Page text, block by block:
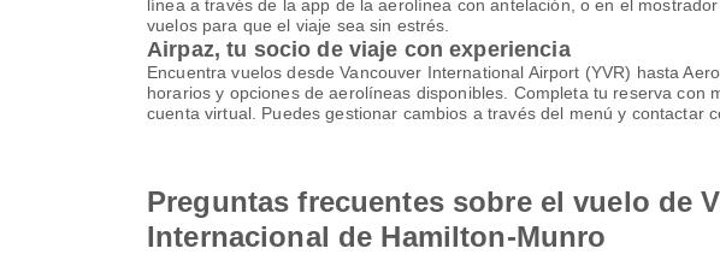
línea a través de la app de la aerolínea con antelación, o en el
vuelos para que el viaje sea sin estrés.
Airpaz, tu socio de viaje con experiencia
Encuentra vuelos desde Vancouver International Airport (YVR) hasta
horarios y opciones de aerolíneas disponibles. Completa tu reserva
cuenta virtual. Puedes gestionar cambios a través del menú y contactar
Preguntas frecuentes sobre el vuelo de
Internacional de Hamilton-Munro